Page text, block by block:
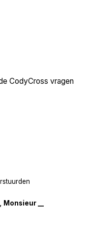
CodyCross vragen
__